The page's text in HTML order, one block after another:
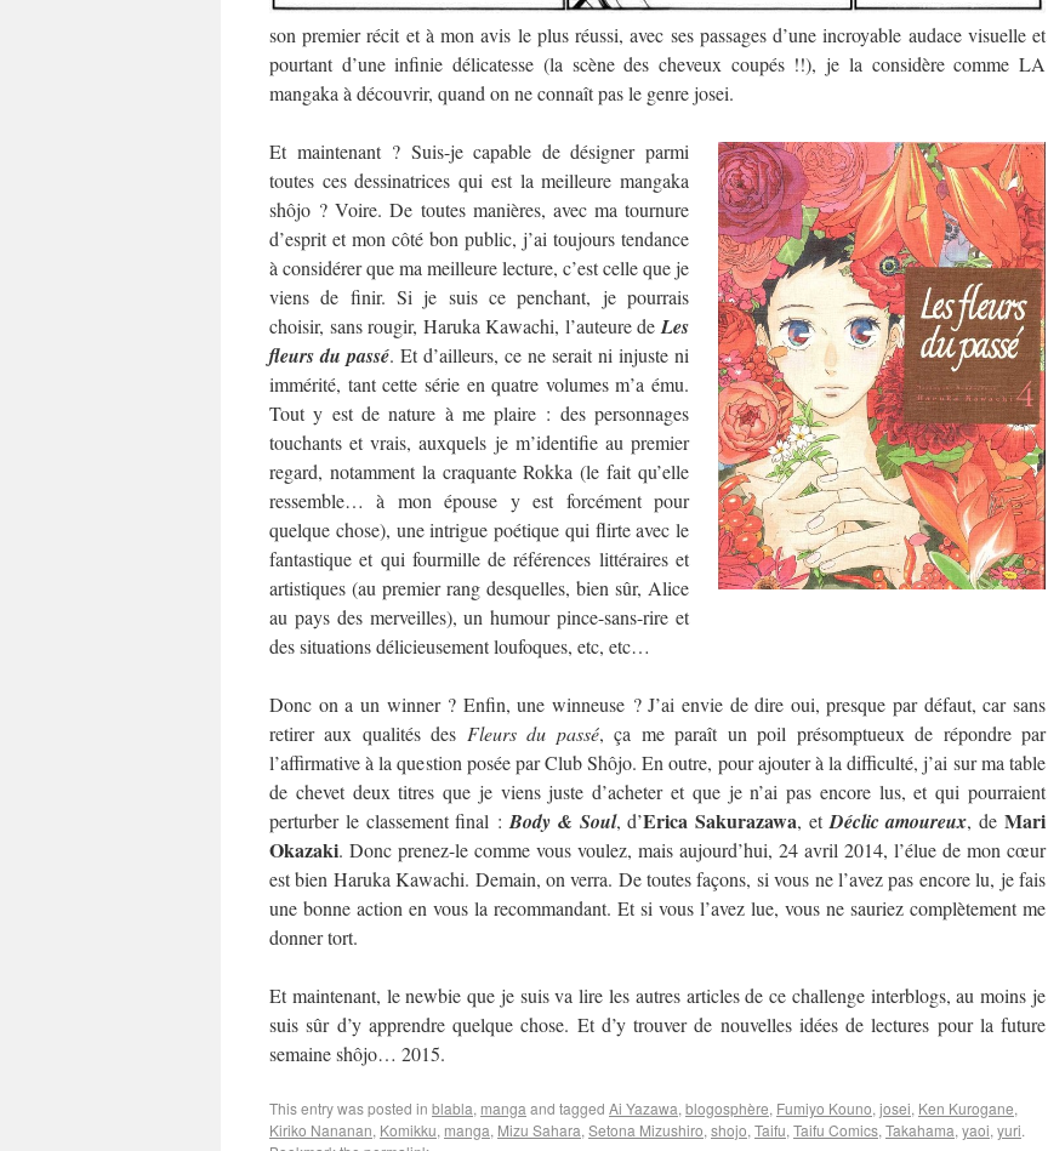
son premier récit et à mon avis le plus réussi, avec ses passages d’une incroyable audace visuelle et
pourtant d’une infinie délicatesse (la scène des cheveux coupés !!), je la considère comme LA
mangaka à découvrir, quand on ne connaît pas le genre josei.
Et maintenant ? Suis-je capable de désigner parmi
toutes ces dessinatrices qui est la meilleure mangaka
shôjo ? Voire. De toutes manières, avec ma tournure
d’esprit et mon côté bon public, j’ai toujours tendance
à considérer que ma meilleure lecture, c’est celle que je
viens de finir. Si je suis ce penchant, je pourrais
choisir, sans rougir, Haruka Kawachi, l’auteure deLes
fleurs du passé. Et d’ailleurs, ce ne serait ni injuste ni
immérité, tant cette série en quatre volumes m’a ému.
Tout y est de nature à me plaire : des personnages
touchants et vrais, auxquels je m’identifie au premier
regard, notamment la craquante Rokka (le fait qu’elle
ressemble… à mon épouse y est forcément pour
quelque chose), une intrigue poétique qui flirte avec le
fantastique et qui fourmille de références littéraires et
artistiques (au premier rang desquelles, bien sûr, Alice
au pays des merveilles), un humour pince-sans-rire et
des situations délicieusement loufoques, etc, etc…
Donc on a un winner ? Enfin, une winneuse ? J’ai envie de dire oui, presque par défaut, car sans
retirer aux qualités des Fleurs du passé, ça me paraît un poil présomptueux de répondre par
l’affirmative à la question posée par Club Shôjo. En outre, pour ajouter à la difficulté, j’ai sur ma table
de chevet deux titres que je viens juste d’acheter et que je n’ai pas encore lus, et qui pourraient
perturber le classement final :Body & Soul, d’Erica Sakurazawa, etDéclic amoureux, deMari
Okazaki. Donc prenez-le comme vous voulez, mais aujourd’hui, 24 avril 2014, l’élue de mon cœur
est bien Haruka Kawachi. Demain, on verra. De toutes façons, si vous ne l’avez pas encore lu, je fais
une bonne action en vous la recommandant. Et si vous l’avez lue, vous ne sauriez complètement me
donner tort.
Et maintenant, le newbie que je suis va lire les autres articles de ce challenge interblogs, au moins je
suis sûr d’y apprendre quelque chose. Et d’y trouver de nouvelles idées de lectures pour la future
semaine shôjo… 2015.
This entry was posted in blabla, manga and tagged Ai Yazawa, blogosphère, Fumiyo Kouno, josei, Ken Kurogane,
Kiriko Nananan, Komikku, manga, Mizu Sahara, Setona Mizushiro, shojo, Taifu, Taifu Comics, Takahama, yaoi, yuri.